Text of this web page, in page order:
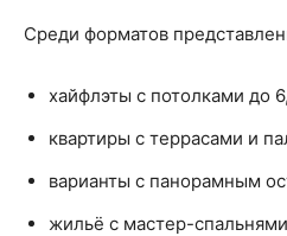
Среди форматов
хайфлэты с потолками до
квартиры с террасами и
варианты с панорамным
жильё с мастер-